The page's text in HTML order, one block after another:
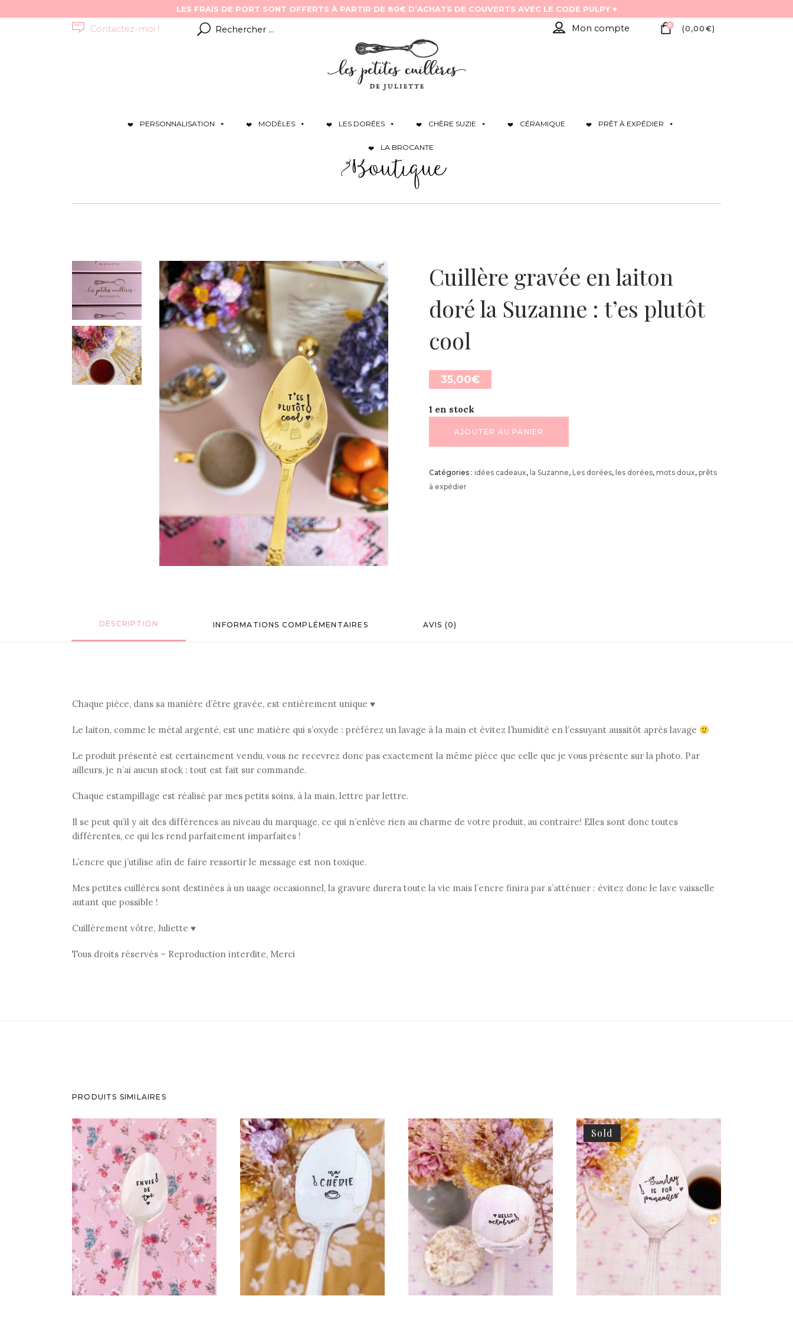
Contactez-moi !
Résultats
pour
Mon compte 0 (0,00 €)
PERSONNALISATION MODÈLES LES DORÉES CHÈRE SUZIE CÉRAMIQUE PRÊT À EXPÉDIER
LA BROCANTE
Boutique
Cuillère gravée en laiton
doré la Suzanne : t’es plutôt
cool
35,00€
1 en stock
AJOUTER AU PANIER
Catégories : idées cadeaux, la Suzanne, Les dorées, les dorées, mots doux, prêts
à expédier
DESCRIPTION INFORMATIONS COMPLÉMENTAIRES AVIS (0)
Chaque pièce, dans sa manière d’être gravée, est entièrement unique ♥
Le laiton, comme le métal argenté, est une matière qui s’oxyde : préférez un lavage à la main et évitez l’humidité en l’essuyant aussitôt après lavage
Le produit présenté est certainement vendu, vous ne recevrez donc pas exactement la même pièce que celle que je vous présente sur la photo. Par
ailleurs, je n’ai aucun stock : tout est fait sur commande.
Chaque estampillage est réalisé par mes petits soins, à la main, lettre par lettre.
Il se peut qu’il y ait des différences au niveau du marquage, ce qui n’enlève rien au charme de votre produit, au contraire! Elles sont donc toutes
différentes, ce qui les rend parfaitement imparfaites !
L’encre que j’utilise afin de faire ressortir le message est non toxique.
Mes petites cuillères sont destinées à un usage occasionnel, la gravure durera toute la vie mais l’encre finira par s’atténuer : évitez donc le lave vaisselle
autant que possible !
Cuillèrement vôtre, Juliette ♥
Tous droits réservés – Reproduction interdite, Merci
PRODUITS SIMILAIRES
CHOOSE – MINI CUILLÈRE
ATYPIQUE GRAVÉE VINTAGE :
ENVIE DE TOI
35,00
AJOUTER AU PANIER
CUILLÈRE ATYPIQUE GRAVÉE
VINTAGE : MA CHÉRIE
€
AJOUTER AU PANIER
CUILLÈRE ATYPIQUE GRAVÉE
VINTAGE : HELLO OCTOBRE
35,00
AJOUTER AU PANIER
Sold
CHOOSE – CUILLÈRE À DESSERT
GRAVÉE VINTAGE : SUNDAY IS FOR
PANCAKES
35,00€
LIRE LA SUITE